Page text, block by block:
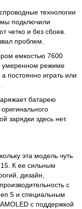
технологии
подключили
четко и без сбоев.
проблем.
емкостью 7600
умеренном режиме
постоянно играть или
батарею
зарядки здесь нет.
эта модель чуть
К ее сильным
дизайн,
с
5 и специальным
с поддержкой